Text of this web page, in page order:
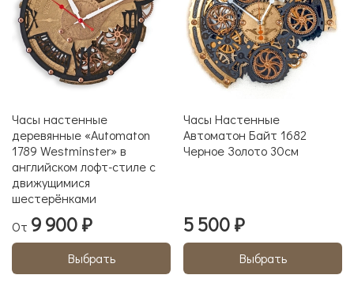
Часы настенные
деревянные «Automaton
1789 Westminster» в
английском лофт-стиле с
движущимися
шестерёнками
От 9 900 ₽
Выбрать
Часы Настенные
Автоматон Байт 1682
Черное Золото 30см
5 500 ₽
Выбрать